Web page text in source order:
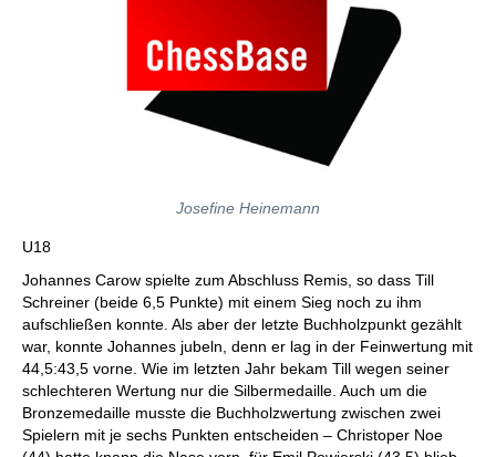
Josefine Heinemann
U18
Johannes Carow spielte zum Abschluss Remis, so dass Till
Schreiner (beide 6,5 Punkte) mit einem Sieg noch zu ihm
aufschließen konnte. Als aber der letzte Buchholzpunkt gezählt
war, konnte Johannes jubeln, denn er lag in der Feinwertung mit
44,5:43,5 vorne. Wie im letzten Jahr bekam Till wegen seiner
schlechteren Wertung nur die Silbermedaille. Auch um die
Bronzemedaille musste die Buchholzwertung zwischen zwei
Spielern mit je sechs Punkten entscheiden – Christoper Noe